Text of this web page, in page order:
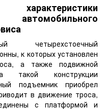
четырехстоечный
к которых установлен
а также подвижной
такой конструкции
подъемник приобрел
в движение троса,
с платформой и